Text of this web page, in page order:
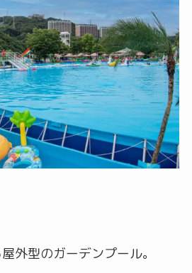
外型のガーデンプール。